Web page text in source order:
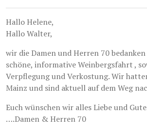
Hallo Helene,
Hallo Walter,
wir die Damen und Herren 70
schöne, informative Weinbergsfahrt ,
Verpflegung und Verkostung. Wir
Mainz und sind aktuell auf dem Weg
Euch wünschen wir alles Liebe und
….Damen & Herren 70